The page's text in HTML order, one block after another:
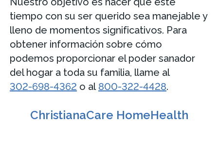
tiempo con su ser querido sea manejable y
lleno de momentos significativos. Para
obtener información sobre cómo
podemos proporcionar el poder sanador
del hogar a toda su familia, llame al
302-698-4362 o al 800-322-4428.
ChristianaCare HomeHealth